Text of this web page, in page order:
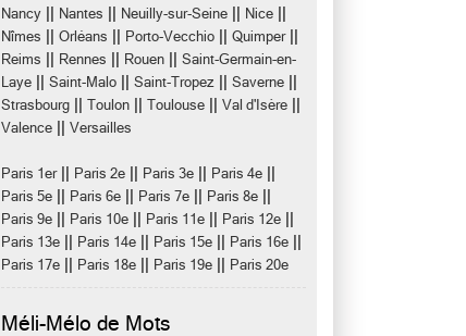
Nancy Nantes Neuilly-sur-Seine Nice
Nîmes Orléans Porto-Vecchio Quimper||
Reims Rennes Rouen
Saint-Germain-en-
Laye
Saint-Malo Saint-Tropez Saverne
Strasbourg Toulon Toulouse Val d'Isère
Valence Versailles
Paris 1er|| Paris 2e Paris 3e Paris 4e
Paris 5e Paris 6e Paris 7e Paris 8e
Paris 9e Paris 10e Paris 11e Paris 12e
Paris 13e Paris 14e Paris 15e Paris 16e
Paris 17e Paris 18e Paris 19e Paris 20e
Méli-Mélo de Mots